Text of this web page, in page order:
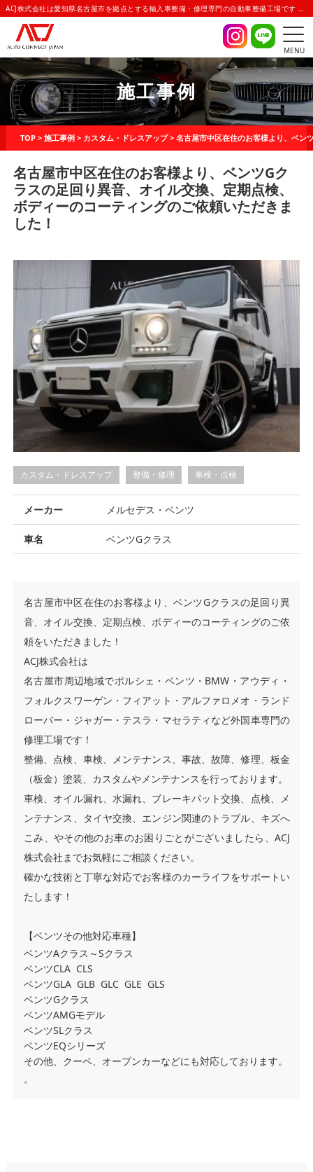
ACJ株式会社は愛知県名古屋市を拠点とする輸入車整備・修理専門の自動車整備工場です | AUTO CONNECT JAPAN(オートコネクトジャパン)
MENU
施工事例
TOP> 施工事例> カスタム・ドレスアップ> 名古屋市中区在住のお客様より、ベン
名古屋市中区在住のお客様より、ベンツGク
ラスの足回り異音、オイル交換、定期点検、
ボディーのコーティングのご依頼いただきま
した！
カスタム・ドレスアップ 整備・修理 車検・点検
メーカー メルセデス・ベンツ
車名 ベンツGクラス
名古屋市中区在住のお客様より、ベンツGクラスの足回り異
音、オイル交換、定期点検、ボディーのコーティングのご依
頼をいただきました！
ACJ株式会社は
名古屋市周辺地域でポルシェ・ベンツ・BMW・アウディ・
フォルクスワーゲン・フィアット・アルファロメオ・ランド
ローバー・ジャガー・テスラ・マセラティなど外国車専門の
修理工場です！
整備、点検、車検、メンテナンス、事故、故障、修理、板金
（板金）塗装、カスタムやメンテナンスを行っております。
車検、オイル漏れ、水漏れ、ブレーキパット交換、点検、メ
ンテナンス、タイヤ交換、エンジン関連のトラブル、キズへ
こみ、やその他のお車のお困りごとがございましたら、ACJ
株式会社までお気軽にご相談ください。
確かな技術と丁寧な対応でお客様のカーライフをサポートい
たします！
【ベンツその他対応車種】
ベンツAクラス～Sクラス
ベンツCLA CLS
ベンツGLA GLB GLC GLE GLS
ベンツGクラス
ベンツAMGモデル
ベンツSLクラス
ベンツEQシリーズ
その他、クーペ、オープンカーなどにも対応しております。
。